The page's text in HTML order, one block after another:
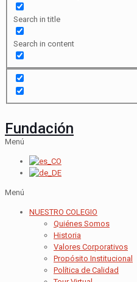
Search in title
Search in content
Fundación
Menú
Menú
NUESTRO COLEGIO
Quiénes Somos
Historia
Valores Corporativos
Propósito Institucional
Política de Calidad